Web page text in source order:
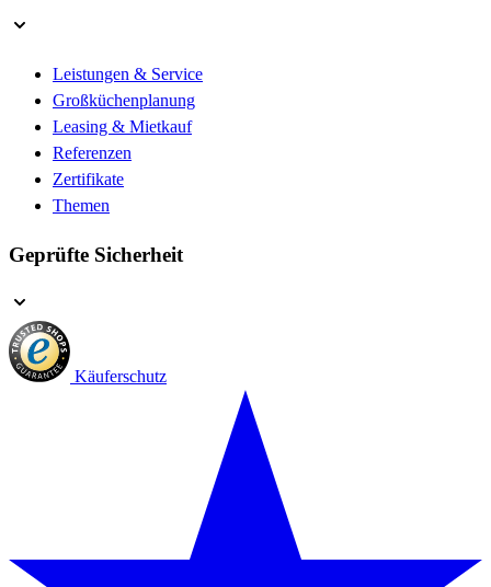
Leistungen & Service
Großküchenplanung
Leasing & Mietkauf
Referenzen
Zertifikate
Themen
Geprüfte Sicherheit
Käuferschutz